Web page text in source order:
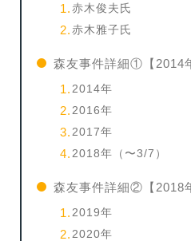
赤木俊夫氏
赤木雅子氏
森友事件詳細①【2014
2014年
2016年
2017年
2018年（〜3/7）
森友事件詳細②【2018
2019年
2020年